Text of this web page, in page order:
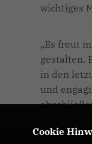
wichtiges
Es freut
gestalten.
in den
und
Cookie